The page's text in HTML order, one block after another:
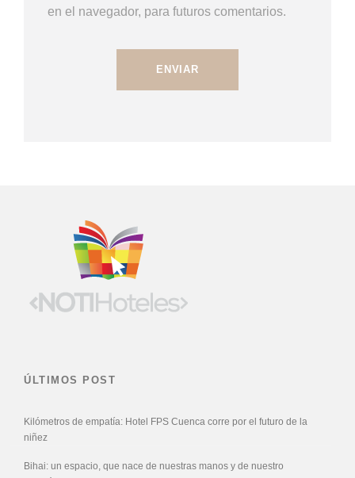
en el navegador, para futuros comentarios.
ÚLTIMOS POST
Kilómetros de empatía: Hotel FPS Cuenca corre por el futuro de la
niñez
Bihai: un espacio, que nace de nuestras manos y de nuestro